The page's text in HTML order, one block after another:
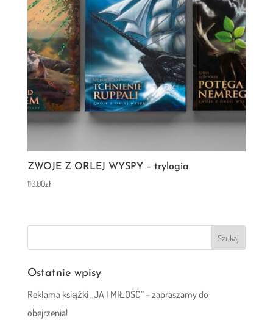
ZWOJE Z ORLEJ WYSPY – trylogia
110,00zł
Ostatnie wpisy
Reklama książki ,,JA I MIŁOŚĆ” – zapraszamy do
obejrzenia!